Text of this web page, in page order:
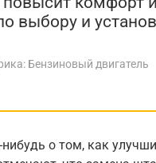
выбору и
Бензиновый двигатель
о том, как